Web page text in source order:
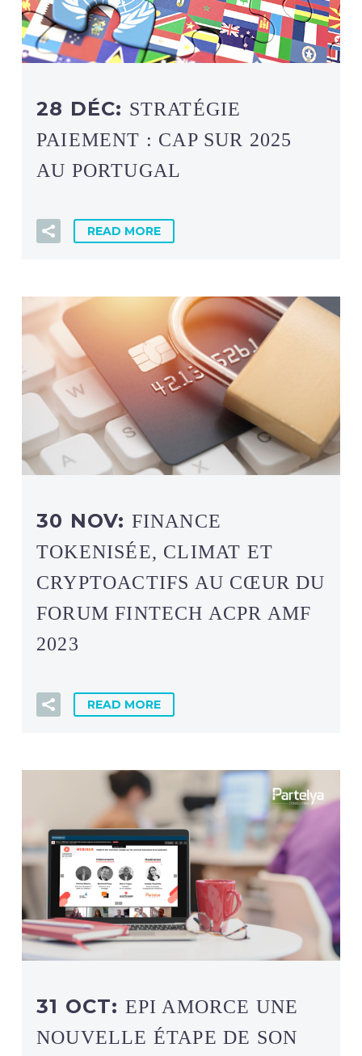
28 DÉC: STRATÉGIE
PAIEMENT : CAP SUR 2025
AU PORTUGAL
READ MORE
30 NOV: FINANCE
TOKENISÉE, CLIMAT ET
CRYPTOACTIFS AU CŒUR DU
FORUM FINTECH ACPR AMF
2023
READ MORE
31 OCT: EPI AMORCE UNE
NOUVELLE ÉTAPE DE SON